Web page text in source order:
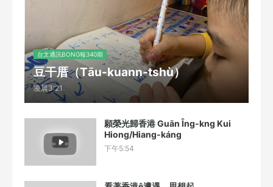
台文通訊BONG報340期
豆干厝（Tāu-kuann-tshù）
凌晨3:21
願榮光歸香港 Guān Îng-kng Kui
Hiong/Hiang-káng
下午5:54